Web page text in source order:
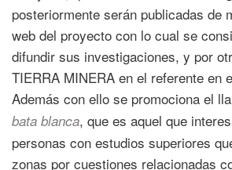
posteriormente serán publicadas de
web del proyecto con lo cual se
difundir sus investigaciones, y por
TIERRA MINERA en el referente en
Además con ello se promociona el
bata blanca, que es aquel que
personas con estudios superiores
zonas por cuestiones relacionadas